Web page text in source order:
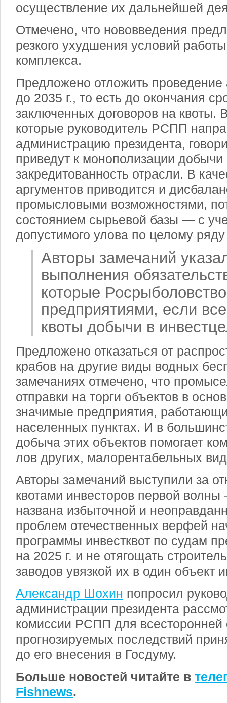
осуществление их дальнейшей
Отмечено, что нововведения
резкого ухудшения условий
комплекса.
Предложено отложить проведение
до 2035 г., то есть до окончания
заключенных договоров на квоты.
которые руководитель РСПП
администрацию президента,
приведут к монополизации добычи
закредитованность отрасли. В
аргументов приводится и
промысловыми возможностями,
состоянием сырьевой базы — с
допустимого улова по целому
Авторы замечаний
выполнения
которые
предприятиями, если
квоты добычи в
Предложено отказаться от
крабов на другие виды водных
замечаниях отмечено, что
отправки на торги объектов в
значимые предприятия,
населенных пунктах. И в
добыча этих объектов помогает
лов других, малорентабельных
Авторы замечаний выступили за
квотами инвесторов первой
названа избыточной и
проблем отечественных верфей
программы инвестквот по судам
на 2025 г. и не отягощать
заводов увязкой их в один объект
Александр Шохин попросил
администрации президента
комиссии РСПП для всесторонней
прогнозируемых последствий
до его внесения в Госдуму.
Больше новостей читайте в
Fishnews.